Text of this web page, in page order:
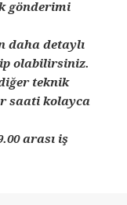
gönderimi
daha detaylı
olabilirsiniz.
teknik
saati kolayca
arası iş